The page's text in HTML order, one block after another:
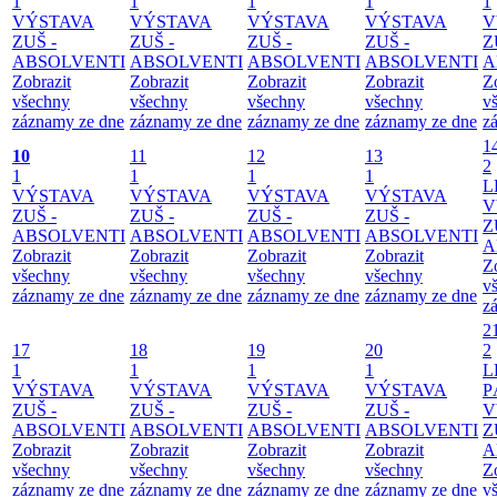
VÝSTAVA
ZUŠ -
ABSOLVENTI
Zobrazit
všechny
záznamy ze dne
VÝSTAVA
ZUŠ -
ABSOLVENTI
Zobrazit
všechny
záznamy ze dne
VÝSTAVA
ZUŠ -
ABSOLVENTI
Zobrazit
všechny
záznamy ze dne
VÝSTAVA
ZUŠ -
ABSOLVENTI
Zobrazit
všechny
záznamy ze dne
10
1
VÝSTAVA
ZUŠ -
ABSOLVENTI
Zobrazit
všechny
záznamy ze dne
11
1
VÝSTAVA
ZUŠ -
ABSOLVENTI
Zobrazit
všechny
záznamy ze dne
12
1
VÝSTAVA
ZUŠ -
ABSOLVENTI
Zobrazit
všechny
záznamy ze dne
13
1
VÝSTAVA
ZUŠ -
ABSOLVENTI
Zobrazit
všechny
záznamy ze dne
2
17
1
VÝSTAVA
ZUŠ -
ABSOLVENTI
Zobrazit
všechny
záznamy ze dne
18
1
VÝSTAVA
ZUŠ -
ABSOLVENTI
Zobrazit
všechny
záznamy ze dne
19
1
VÝSTAVA
ZUŠ -
ABSOLVENTI
Zobrazit
všechny
záznamy ze dne
20
1
VÝSTAVA
ZUŠ -
ABSOLVENTI
Zobrazit
všechny
záznamy ze dne
2